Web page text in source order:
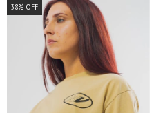
38% OFF